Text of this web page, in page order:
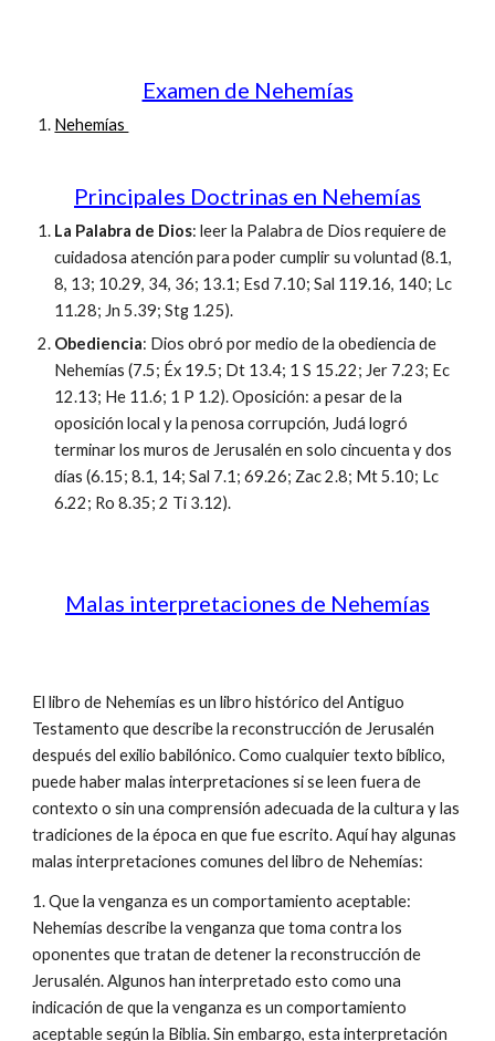
Examen de Nehemías
Nehemías
Principales Doctrinas en Nehemías
La Palabra de Dios: leer la Palabra de Dios requiere de
cuidadosa atención para poder cumplir su voluntad (8.1,
8, 13; 10.29, 34, 36; 13.1; Esd 7.10; Sal 119.16, 140; Lc
11.28; Jn 5.39; Stg 1.25).
Obediencia: Dios obró por medio de la obediencia de
Nehemías (7.5; Éx 19.5; Dt 13.4; 1 S 15.22; Jer 7.23; Ec
12.13; He 11.6; 1 P 1.2). Oposición: a pesar de la
oposición local y la penosa corrupción, Judá logró
terminar los muros de Jerusalén en solo cincuenta y dos
días (6.15; 8.1, 14; Sal 7.1; 69.26; Zac 2.8; Mt 5.10; Lc
6.22; Ro 8.35; 2 Ti 3.12).
Malas interpretaciones de Nehemías
El libro de Nehemías es un libro histórico del Antiguo
Testamento que describe la reconstrucción de Jerusalén
después del exilio babilónico. Como cualquier texto bíblico,
puede haber malas interpretaciones si se leen fuera de
contexto o sin una comprensión adecuada de la cultura y las
tradiciones de la época en que fue escrito. Aquí hay algunas
malas interpretaciones comunes del libro de Nehemías:
1. Que la venganza es un comportamiento aceptable:
Nehemías describe la venganza que toma contra los
oponentes que tratan de detener la reconstrucción de
Jerusalén. Algunos han interpretado esto como una
indicación de que la venganza es un comportamiento
aceptable según la Biblia. Sin embargo, esta interpretación